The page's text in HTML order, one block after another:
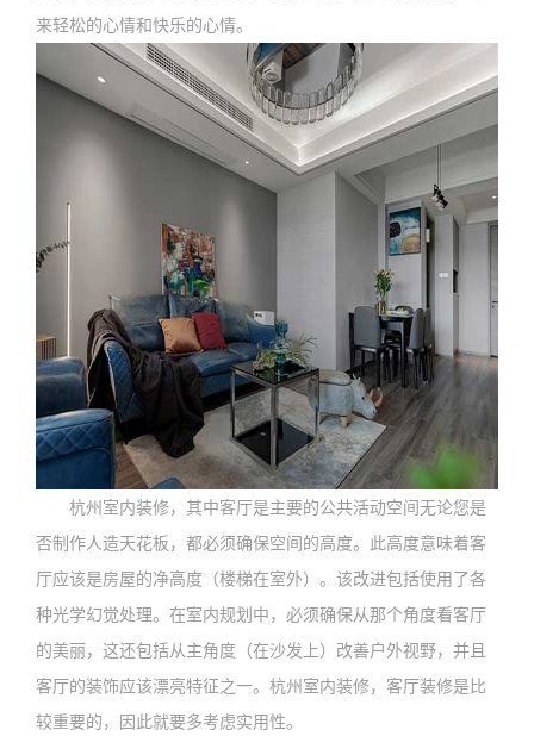
来轻松的心情和快乐的心情。
杭州室内装修，其中客厅是主要的公共活动空间无论您是
否制作人造天花板，都必须确保空间的高度。此高度意味着客
厅应该是房屋的净高度（楼梯在室外）。该改进包括使用了各
种光学幻觉处理。在室内规划中，必须确保从那个角度看客厅
的美丽，这还包括从主角度（在沙发上）改善户外视野，并且
客厅的装饰应该漂亮特征之一。杭州室内装修，客厅装修是比
较重要的，因此就要多考虑实用性。